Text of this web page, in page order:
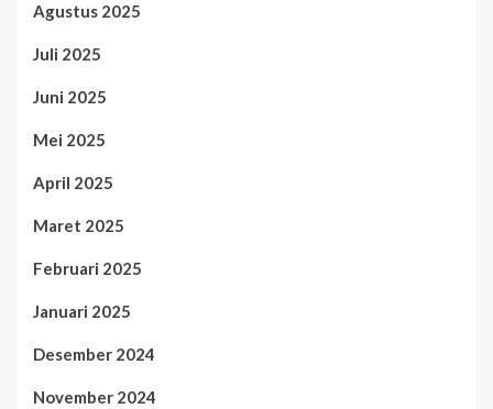
Agustus 2025
Juli 2025
Juni 2025
Mei 2025
April 2025
Maret 2025
Februari 2025
Januari 2025
Desember 2024
November 2024